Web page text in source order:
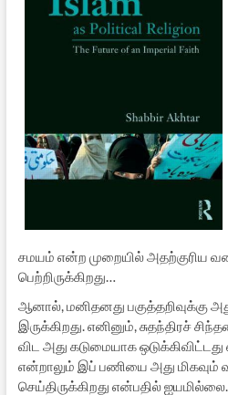
சமயம் என்ற முறையில் அதற்குரிய
பெற்றிருக்கிறது…
ஆனால், மனிதனது பகுத்தறிவுக்கு
இருக்கிறது. எனினும், சுதந்திரச்
விட அது கடுமையாக
என்றாலும் இப் பணியை அது மிகவும்
செய்திருக்கிறது என்பதில் ஐயமில்லை.